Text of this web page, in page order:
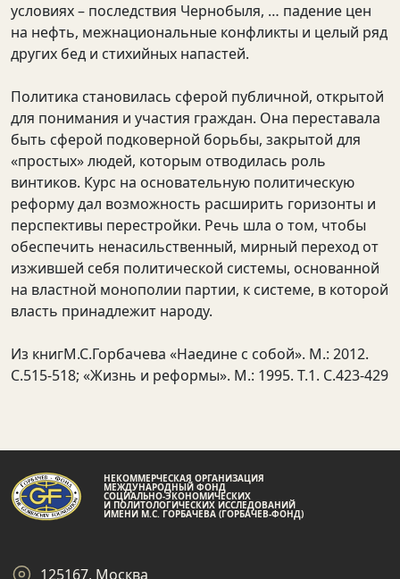
условиях – последствия Чернобыля, … падение цен
на нефть, межнациональные конфликты и целый ряд
других бед и стихийных напастей.
Политика становилась сферой публичной, открытой
для понимания и участия граждан. Она переставала
быть сферой подковерной борьбы, закрытой для
«простых» людей, которым отводилась роль
винтиков. Курс на основательную политическую
реформу дал возможность расширить горизонты и
перспективы перестройки. Речь шла о том, чтобы
обеспечить ненасильственный, мирный переход от
изжившей себя политической системы, основанной
на властной монополии партии, к системе, в которой
власть принадлежит народу.
Из книгМ.С.Горбачева «Наедине с собой». М.: 2012.
С.515-518; «Жизнь и реформы». М.: 1995. Т.1. С.423-429
НЕКОММЕРЧЕСКАЯ ОРГАНИЗАЦИЯ
МЕЖДУНАРОДНЫЙ ФОНД
СОЦИАЛЬНО-ЭКОНОМИЧЕСКИХ
И ПОЛИТОЛОГИЧЕСКИХ ИССЛЕДОВАНИЙ
ИМЕНИ М.С. ГОРБАЧЕВА (ГОРБАЧЕВ-ФОНД)
125167, Москва